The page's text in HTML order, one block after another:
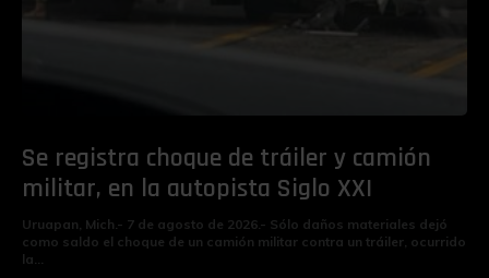
Se registra choque de tráiler y camión
militar, en la autopista Siglo XXI
Uruapan, Mich.- 7 de agosto de 2026.- Sólo daños materiales dejó
como saldo el choque de un camión militar contra un tráiler, ocurrido
la...